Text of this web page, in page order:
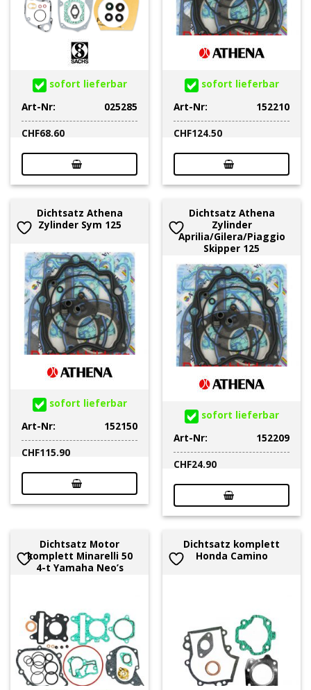
sofort lieferbar
Art-Nr:
025285
CHF68.60
sofort lieferbar
Art-Nr:
152210
CHF124.50
Dichtsatz Athena
Zylinder Sym 125
sofort lieferbar
Art-Nr:
152150
CHF115.90
Dichtsatz Athena
Zylinder
Aprilia/Gilera/Piaggio
Skipper 125
sofort lieferbar
Art-Nr:
152209
CHF24.90
Dichtsatz Motor
komplett Minarelli 50
4-t Yamaha Neo’s
Dichtsatz komplett
Honda Camino